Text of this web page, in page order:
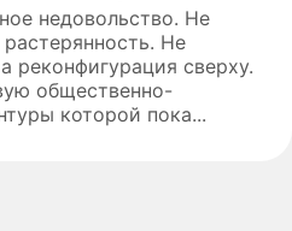
недовольство. Не
Не
реконфигурация сверху.
общественно-
которой пока...